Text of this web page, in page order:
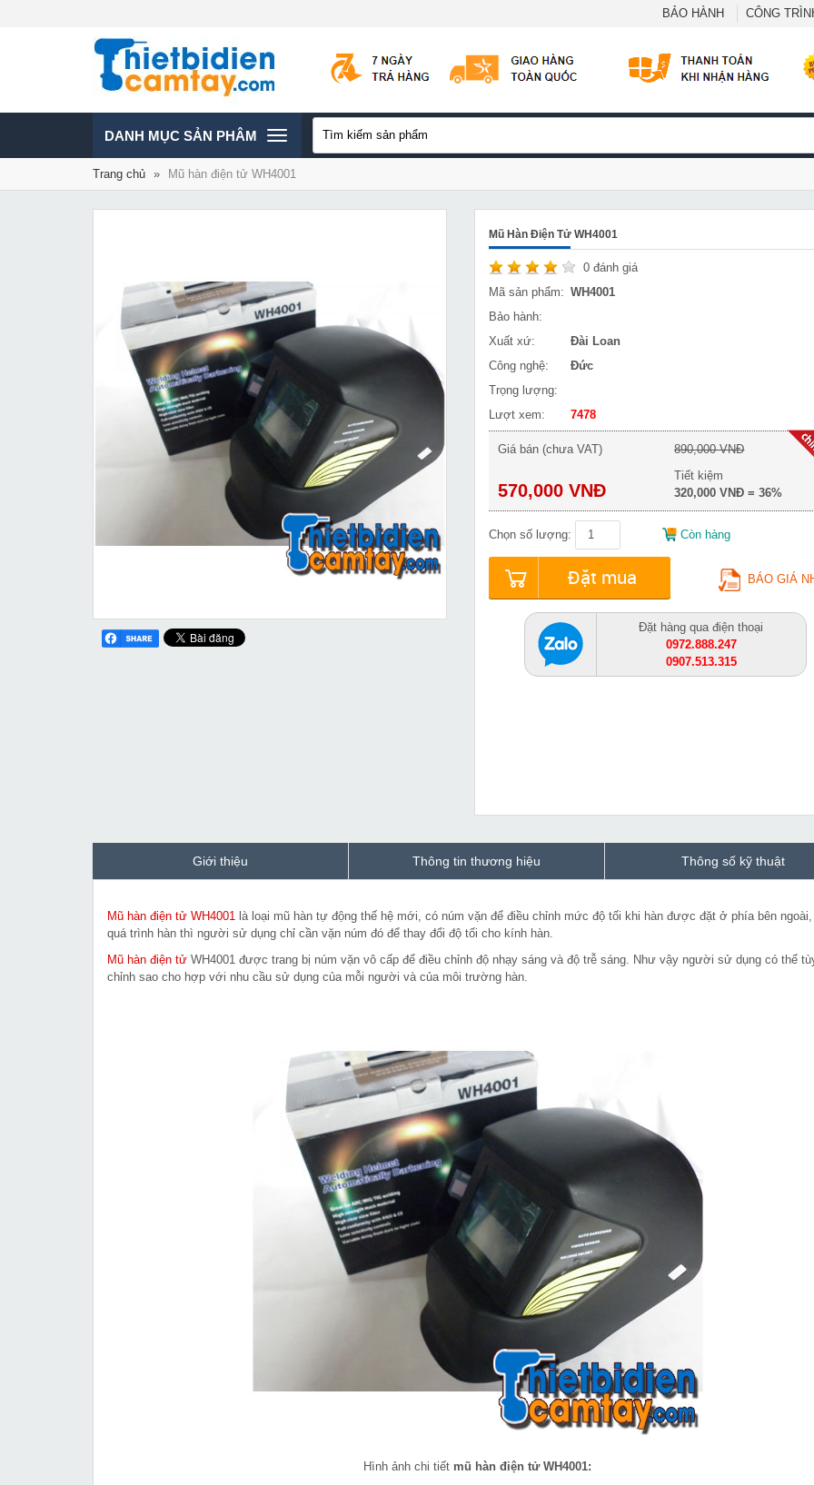
BẢO HÀNH CÔNG
TOGGLE
NAVIGATION
DANH MỤC SẢN PHÂM
Trang chủ » Mũ hàn điện tử WH4001
Mũ Hàn Điện Tử WH4001
0 đánh giá
Mã sản phẩm: WH4001
Bảo hành:
Xuất xứ:
Đài Loan
Công nghệ:
Đức
Trọng lượng:
Lượt xem:
7478
Giá bán (chưa VAT)
570,000 VNĐ
890,000 VNĐ
Tiết kiệm
320,000 VNĐ = 36%
Chọn số lượng: Còn hàng
Đặt mua BÁO GIÁ
Đặt hàng qua điện thoại
0972.888.247
0907.513.315
Giới thiệu Thông tin thương hiệu Thông số kỹ thuật
Mũ hàn điện tử WH4001 là loại mũ hàn tự động thế hệ mới, có núm vặn để điều chỉnh mức độ tối khi hàn được đặt ở phía bên ngoài,
quá trình hàn thì người sử dụng chỉ cần vặn núm đó để thay đổi độ tối cho kính hàn.
Mũ hàn điện tử WH4001 được trang bị núm vặn vô cấp để điều chỉnh độ nhạy sáng và độ trễ sáng. Như vậy người sử dụng có thể
chỉnh sao cho hợp với nhu cầu sử dụng của mỗi người và của môi trường hàn.
Hình ảnh chi tiết mũ hàn điện tử WH4001: